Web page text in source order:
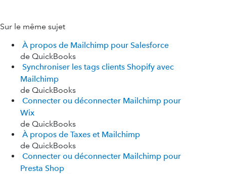
Sur le même sujet
À propos de Mailchimp pour Salesforce
de QuickBooks
Synchroniser les tags clients Shopify avec
Mailchimp
de QuickBooks
Connecter ou déconnecter Mailchimp pour
Wix
de QuickBooks
À propos de Taxes et Mailchimp
de QuickBooks
Connecter ou déconnecter Mailchimp pour
Presta Shop